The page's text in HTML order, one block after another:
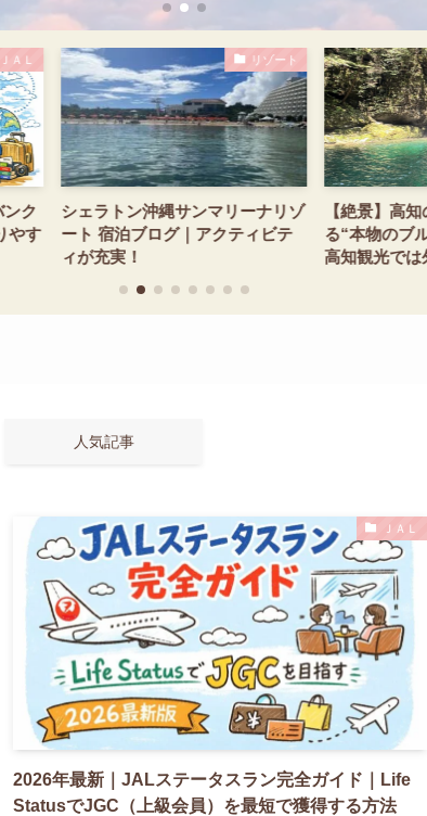
ＪＡＬ
ク
やす
リゾート
シェラトン沖縄サンマリーナリゾ
ート 宿泊ブログ｜アクティビテ
ィが充実！
【絶景】高
る“本物のブ
高知観光で
人気記事
ＪＡＬ
2026年最新｜JALステータスラン完全ガイド｜Life
StatusでJGC（上級会員）を最短で獲得する方法